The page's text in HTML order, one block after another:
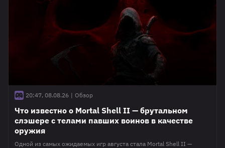
материале мы расскажем, какие игры от независимых
20:47, 08.08.26 | Обзор
Что известно о Mortal Shell II — брутальном
слэшере с телами павших воинов в качестве
оружия
Одной из самых ожидаемых игр августа стала Mortal Shell II —